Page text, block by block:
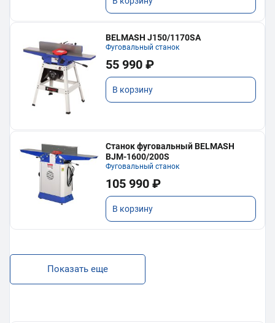
BELMASH J150/1170SA
Фуговальный станок
55 990 ₽
В корзину
Станок фуговальный BELMASH
BJM-1600/200S
Фуговальный станок
105 990 ₽
В корзину
Показать еще